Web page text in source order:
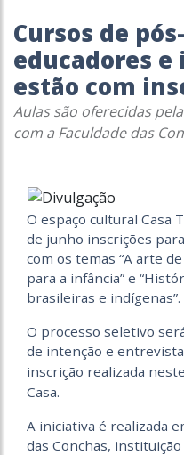
Cursos de
educadores
estão com
Aulas são oferecidas
com a Faculdade das
O espaço cultural Casa
de junho inscrições
com os temas “A arte
para a infância” e
brasileiras e indígenas”.
O processo seletivo
de intenção e
inscrição realizada neste
Casa.
A iniciativa é realizada
das Conchas,